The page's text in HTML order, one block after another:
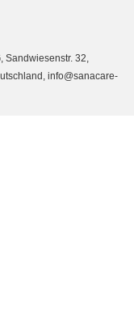
32,
info@sanacare-